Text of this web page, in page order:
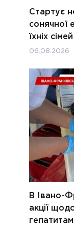
Стартує
сонячної
їхніх сімей
06.08.2026
В Івано-
акції